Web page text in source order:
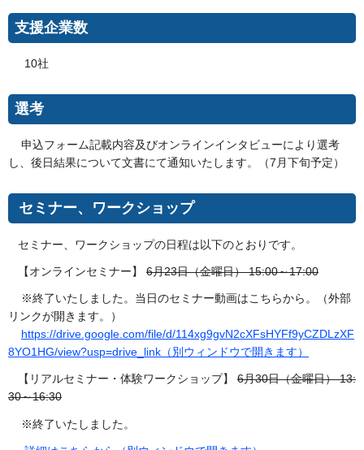
支援企業数
10社
選考
申込フォーム記載内容及びオンラインインタビューにより選考
し、後日結果について文書にて通知いたします。（7月下旬予定）
セミナー、ワークショップ
セミナー、ワークショップの日程は以下のとおりです。
【オンラインセミナー】 6月23日（金曜日） 15:00～17:00
※終了いたしました。当日のセミナー動画はこちらから。（外部
リンクが開きます。）
https://drive.google.com/file/d/114xg9gvN2cXFsHYFf9yCZDLzXF
8YO1HG/view?usp=drive_link（別ウィンドウで開きます）
【リアルセミナー・体験ワークショップ】 6月30日（金曜日） 13:
30～16:30
※終了いたしました。